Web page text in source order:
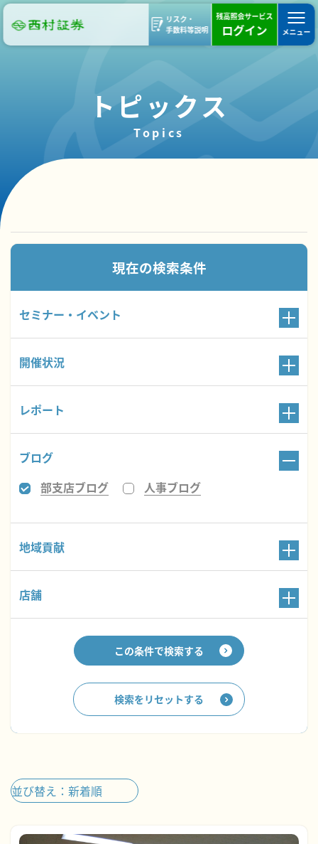
リスク・
手数料等説明
残高照会サービス
ログイン メニュー
トピックス
Topics
現在の検索条件
セミナー・イベント
開催状況
レポート
ブログ
部支店ブログ
人事ブログ
地域貢献
店舗
この条件で検索する
検索をリセットする